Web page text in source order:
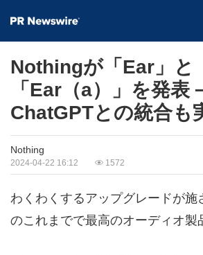
Nothingが「Ear」と
「Ear（a）」を発表
ChatGPTとの統合も
Nothing
2024-04-22 16:12 1572
わくわくするアップグレードが施
のこれまでで最高のオーディオ製